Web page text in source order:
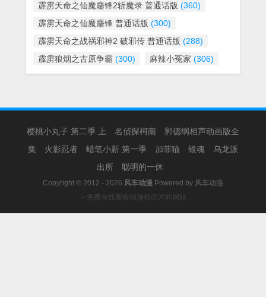
霹雳天命之仙魔鏖锋2斩魔录 普通话版 (360)
霹雳天命之仙魔鏖锋 普通话版 (300)
霹雳天命之战祸邪神2 破邪传 普通话版 (288)
霹雳狼烟之古原争霸 (300) 麻辣小冤家 (306)
樱桃小丸子 第二季 上 名侦探柯南
郭德纲相声动画版全
集
火影忍者 蜡笔小新 第一季 加菲猫 银魂
乌龙派
出所
聪明的一休
Copyright © 2012 - 2026 风车动漫 Powered by 风车动漫
－免费在线观看动漫动画片的网站